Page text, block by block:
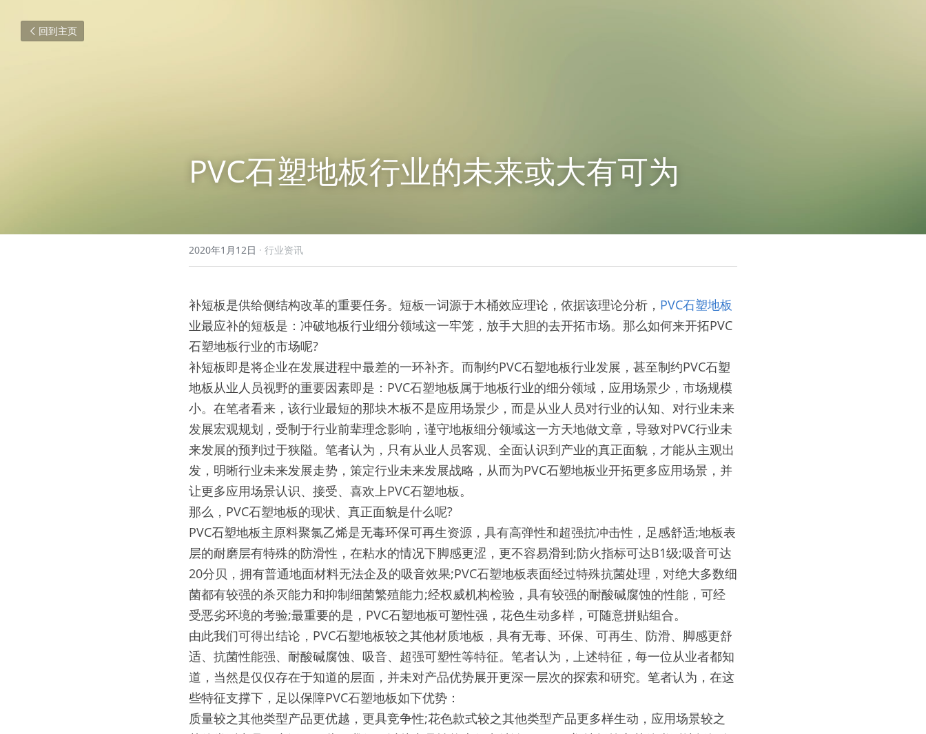
回到主页
PVC石塑地板行业的未来或大有可为
2020年1月12日 · 行业资讯
补短板是供给侧结构改革的重要任务。短板一词源于木桶效应理论，依据该理论分析， PVC石塑地板
业最应补的短板是：冲破地板行业细分领域这一牢笼，放手大胆的去开拓市场。那么如何来开拓PVC
石塑地板行业的市场呢?
补短板即是将企业在发展进程中最差的一环补齐。而制约PVC石塑地板行业发展，甚至制约PVC石塑
地板从业人员视野的重要因素即是：PVC石塑地板属于地板行业的细分领域，应用场景少，市场规模
小。在笔者看来，该行业最短的那块木板不是应用场景少，而是从业人员对行业的认知、对行业未来
发展宏观规划，受制于行业前辈理念影响，谨守地板细分领域这一方天地做文章，导致对PVC行业未
来发展的预判过于狭隘。笔者认为，只有从业人员客观、全面认识到产业的真正面貌，才能从主观出
发，明晰行业未来发展走势，策定行业未来发展战略，从而为PVC石塑地板业开拓更多应用场景，并
让更多应用场景认识、接受、喜欢上PVC石塑地板。
那么，PVC石塑地板的现状、真正面貌是什么呢?
PVC石塑地板主原料聚氯乙烯是无毒环保可再生资源，具有高弹性和超强抗冲击性，足感舒适;地板表
层的耐磨层有特殊的防滑性，在粘水的情况下脚感更涩，更不容易滑到;防火指标可达B1级;吸音可达
20分贝，拥有普通地面材料无法企及的吸音效果;PVC石塑地板表面经过特殊抗菌处理，对绝大多数细
菌都有较强的杀灭能力和抑制细菌繁殖能力;经权威机构检验，具有较强的耐酸碱腐蚀的性能，可经
受恶劣环境的考验;最重要的是，PVC石塑地板可塑性强，花色生动多样，可随意拼贴组合。
由此我们可得出结论，PVC石塑地板较之其他材质地板，具有无毒、环保、可再生、防滑、脚感更舒
适、抗菌性能强、耐酸碱腐蚀、吸音、超强可塑性等特征。笔者认为，上述特征，每一位从业者都知
道，当然是仅仅存在于知道的层面，并未对产品优势展开更深一层次的探索和研究。笔者认为，在这
些特征支撑下，足以保障PVC石塑地板如下优势：
质量较之其他类型产品更优越，更具竞争性;花色款式较之其他类型产品更多样生动，应用场景较之